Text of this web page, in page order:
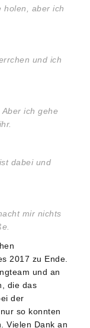
holen, aber ich
und ich
ich gehe
dabei und
mir nichts
2017 zu Ende.
und an
die das
der
so konnten
Vielen Dank an